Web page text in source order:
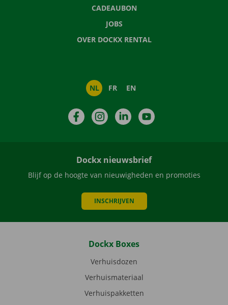
CADEAUBON
JOBS
OVER DOCKX RENTAL
NL FR EN
FacebookInstagramLinkedIn
Dockx nieuwsbrief
Blijf op de hoogte van nieuwigheden en promoties
INSCHRIJVEN
Dockx Boxes
Verhuisdozen
Verhuismateriaal
Verhuispakketten